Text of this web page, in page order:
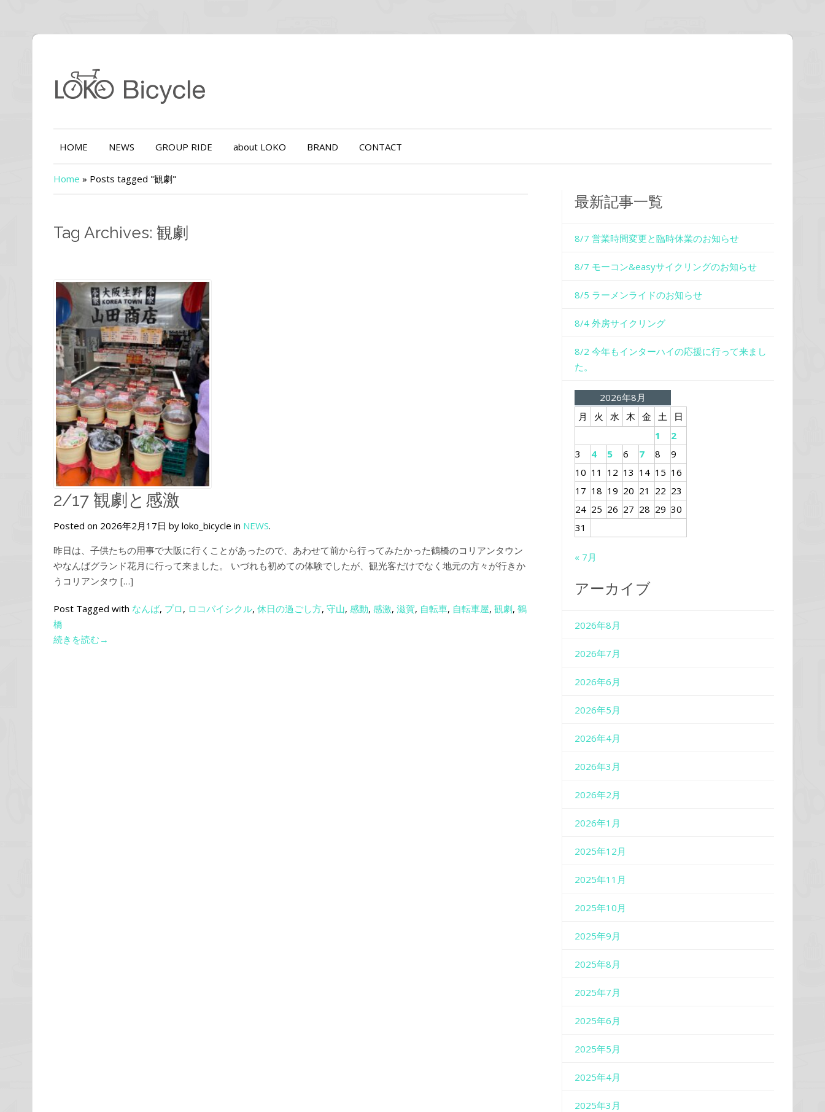
HOME NEWS GROUP RIDE about LOKO BRAND CONTACT
Home » Posts tagged "観劇"
Tag Archives: 観劇
2/17 観劇と感激
Posted on 2026年2月17日 by loko_bicycle in NEWS.
昨日は、子供たちの用事で大阪に行くことがあったので、あわせて前から行ってみたかった鶴橋のコリアンタウン
やなんばグランド花月に行って来ました。 いづれも初めての体験でしたが、観光客だけでなく地元の方々が行きか
うコリアンタウ […]
Post Tagged with なんば, プロ, ロコバイシクル, 休日の過ごし方, 守山, 感動, 感激, 滋賀, 自転車, 自転車屋, 観劇, 鶴
橋
続きを読む→
最新記事一覧
8/7 営業時間変更と臨時休業のお知らせ
8/7 モーコン&easyサイクリングのお知らせ
8/5 ラーメンライドのお知らせ
8/4 外房サイクリング
8/2 今年もインターハイの応援に行って来まし
た。
2026年8月
月
火 水 木 金 土
日
1
2
3
4 5 6 7 8
9
10 11 12 13 14 15 16
17 18 19 20 21 22 23
24 25 26 27 28 29 30
31
« 7月
アーカイブ
2026年8月
2026年7月
2026年6月
2026年5月
2026年4月
2026年3月
2026年2月
2026年1月
2025年12月
2025年11月
2025年10月
2025年9月
2025年8月
2025年7月
2025年6月
2025年5月
2025年4月
2025年3月